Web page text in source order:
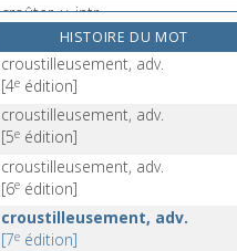
croûter, v. intr.
croûteux, -euse, adj.
croûtier, n. m.[6eédition]
croûton, n. m.
croyable, adj.
HISTOIRE DU MOT
croustilleusement, adv.
[4e édition]
croustilleusement, adv.
[5e édition]
croustilleusement, adv.
[6e édition]
croustilleusement, adv.
[7e édition]